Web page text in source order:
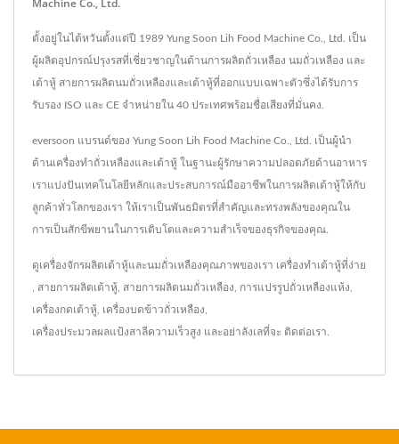
Machine Co., Ltd.
ตั้งอยู่ในไต้หวันตั้งแต่ปี 1989 Yung Soon Lih Food Machine Co., Ltd. เป็น
ผู้ผลิตอุปกรณ์ปรุงรสที่เชี่ยวชาญในด้านการผลิตถั่วเหลือง นมถั่วเหลือง และ
เต้าหู้ สายการผลิตนมถั่วเหลืองและเต้าหู้ที่ออกแบบเฉพาะตัวซึ่งได้รับการ
รับรอง ISO และ CE จำหน่ายใน 40 ประเทศพร้อมชื่อเสียงที่มั่นคง.
eversoon แบรนด์ของ Yung Soon Lih Food Machine Co., Ltd. เป็นผู้นำ
ด้านเครื่องทำถั่วเหลืองและเต้าหู้ ในฐานะผู้รักษาความปลอดภัยด้านอาหาร
เราแบ่งปันเทคโนโลยีหลักและประสบการณ์มืออาชีพในการผลิตเต้าหู้ให้กับ
ลูกค้าทั่วโลกของเรา ให้เราเป็นพันธมิตรที่สำคัญและทรงพลังของคุณใน
การเป็นสักขีพยานในการเติบโตและความสำเร็จของธุรกิจของคุณ.
ดูเครื่องจักรผลิตเต้าหู้และนมถั่วเหลืองคุณภาพของเรา เครื่องทำเต้าหู้ที่ง่าย
สายการผลิตเต้าหู้ สายการผลิตนมถั่วเหลือง การแปรรูปถั่วเหลืองแห้ง
เครื่องกดเต้าหู้ เครื่องบดข้าวถั่วเหลือง
เครื่องประมวลผลแป้งสาลีความเร็วสูง และอย่าลังเลที่จะ ติดต่อเรา